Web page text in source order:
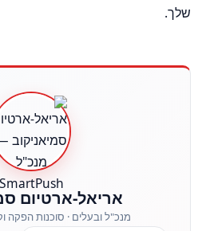
שלך.
אריאל-ארטיום
מנכ"ל ובעלים · סוכנות הפקה